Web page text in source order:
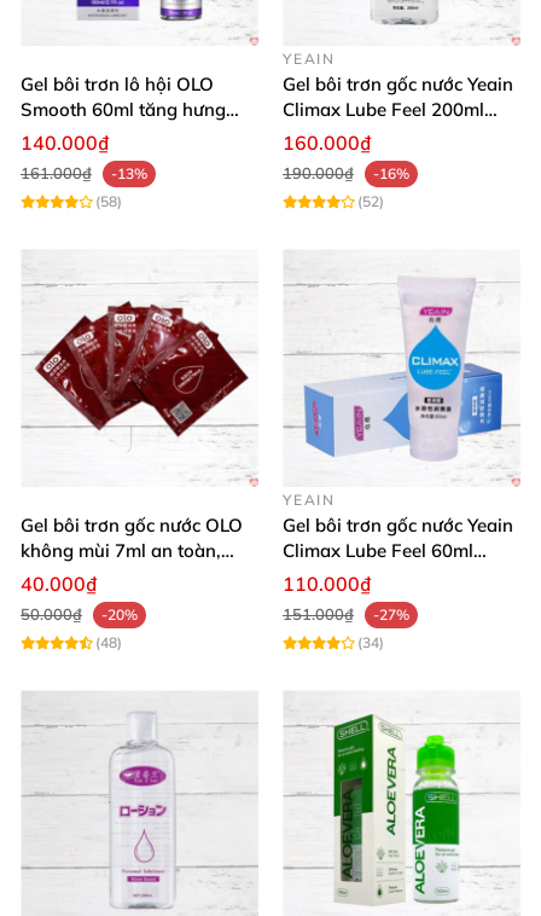
Gel bôi trơn lô hội OLO
Smooth 60ml tăng hưng
phấn, dễ chịu
140.000₫
161.000₫
-13%
(58)
YEAIN
Gel bôi trơn gốc nước Yeain
Climax Lube Feel 200ml
chất lượng
160.000₫
190.000₫
-16%
(52)
Gel bôi trơn gốc nước OLO
không mùi 7ml an toàn,
chất lượng
40.000₫
50.000₫
-20%
(48)
YEAIN
Gel bôi trơn gốc nước Yeain
Climax Lube Feel 60ml
Thăng hoa tối ưu
110.000₫
151.000₫
-27%
(34)